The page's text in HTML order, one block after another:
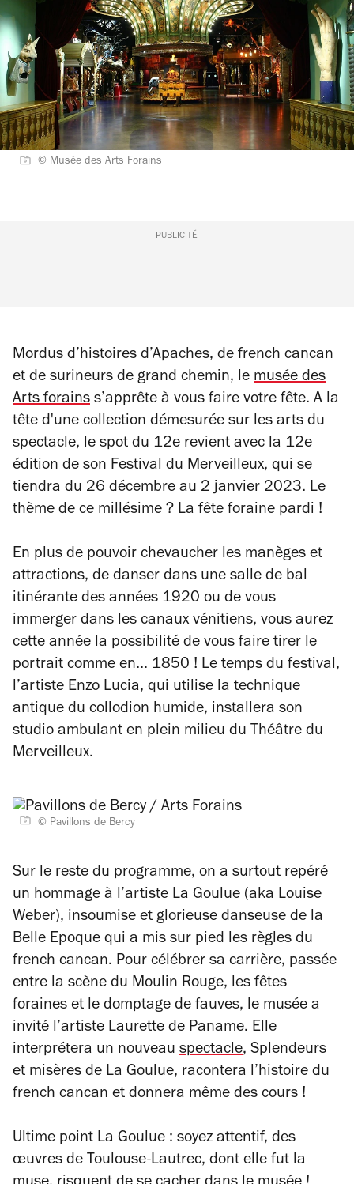
© Musée des Arts Forains
PUBLICITÉ
Mordus d’histoires d’Apaches, de french cancan
et de surineurs de grand chemin, le musée des
Arts forains s’apprête à vous faire votre fête. A la
tête d'une collection démesurée sur les arts du
spectacle, le spot du 12e revient avec la 12e
édition de son Festival du Merveilleux, qui se
tiendra du 26 décembre au 2 janvier 2023. Le
thème de ce millésime ? La fête foraine pardi !
En plus de pouvoir chevaucher les manèges et
attractions, de danser dans une salle de bal
itinérante des années 1920 ou de vous
immerger dans les canaux vénitiens, vous aurez
cette année la possibilité de vous faire tirer le
portrait comme en… 1850 ! Le temps du festival,
l’artiste Enzo Lucia, qui utilise la technique
antique du collodion humide, installera son
studio ambulant en plein milieu du Théâtre du
Merveilleux.
© Pavillons de Bercy
Sur le reste du programme, on a surtout repéré
un hommage à l’artiste La Goulue (aka Louise
Weber), insoumise et glorieuse danseuse de la
Belle Epoque qui a mis sur pied les règles du
french cancan. Pour célébrer sa carrière, passée
entre la scène du Moulin Rouge, les fêtes
foraines et le domptage de fauves, le musée a
invité l’artiste Laurette de Paname. Elle
interprétera un nouveau spectacle, Splendeurs
et misères de La Goulue, racontera l’histoire du
french cancan et donnera même des cours !
Ultime point La Goulue : soyez attentif, des
œuvres de Toulouse-Lautrec, dont elle fut la